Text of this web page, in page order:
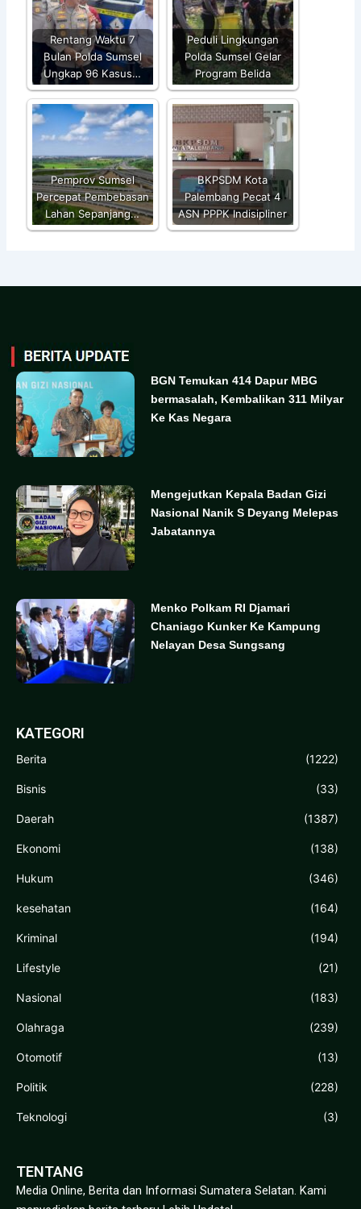
Rentang Waktu 7
Bulan Polda Sumsel
Ungkap 96 Kasus…
Peduli Lingkungan
Polda Sumsel Gelar
Program Belida
Pemprov Sumsel
Percepat Pembebasan
Lahan Sepanjang…
BKPSDM Kota
Palembang Pecat 4
ASN PPPK Indisipliner
BGN Temukan 414 Dapur MBG
bermasalah, Kembalikan 311 Milyar
Ke Kas Negara
Mengejutkan Kepala Badan Gizi
Nasional Nanik S Deyang Melepas
Jabatannya
Menko Polkam RI Djamari
Chaniago Kunker Ke Kampung
Nelayan Desa Sungsang
KATEGORI
Berita (1222)
Bisnis (33)
Daerah (1387)
Ekonomi (138)
Hukum (346)
kesehatan (164)
Kriminal (194)
Lifestyle (21)
Nasional (183)
Olahraga (239)
Otomotif (13)
Politik (228)
Teknologi (3)
TENTANG
Media Online, Berita dan Informasi Sumatera Selatan. Kami